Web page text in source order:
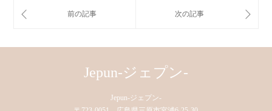
Jepun-ジェプン-
Jepun-ジェプン-